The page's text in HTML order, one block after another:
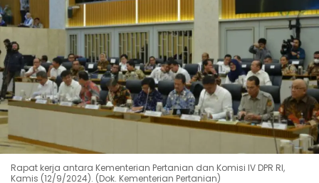
Rapat kerja antara Kementerian Pertanian dan Komisi IV DPR RI,
Kamis (12/9/2024). (Dok. Kementerian Pertanian)